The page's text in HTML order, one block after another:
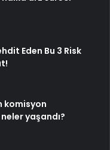
Eden Bu 3 Risk
komisyon
yaşandı?